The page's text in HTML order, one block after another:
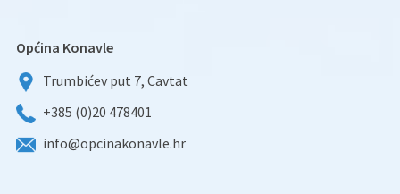
Općina Konavle
Trumbićev put 7, Cavtat
+385 (0)20 478401
info@opcinakonavle.hr